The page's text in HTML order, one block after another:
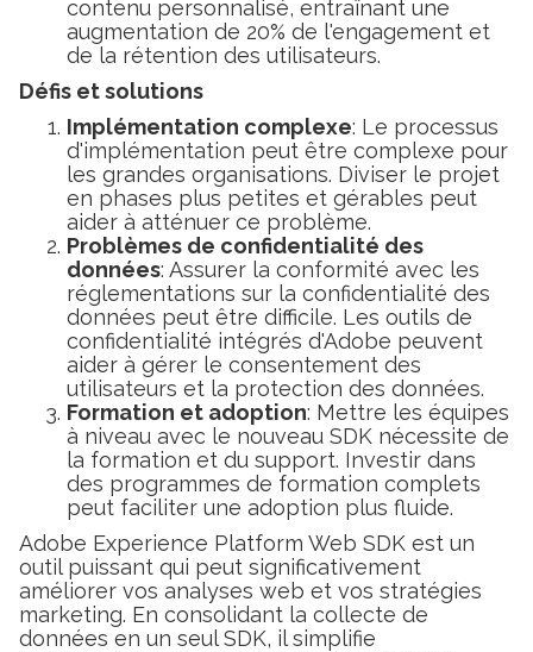
contenu personnalisé, entraînant une
augmentation de 20% de l'engagement et
de la rétention des utilisateurs.
Défis et solutions
Implémentation complexe: Le processus
d'implémentation peut être complexe pour
les grandes organisations. Diviser le projet
en phases plus petites et gérables peut
aider à atténuer ce problème.
Problèmes de confidentialité des
données: Assurer la conformité avec les
réglementations sur la confidentialité des
données peut être difficile. Les outils de
confidentialité intégrés d'Adobe peuvent
aider à gérer le consentement des
utilisateurs et la protection des données.
Formation et adoption: Mettre les équipes
à niveau avec le nouveau SDK nécessite de
la formation et du support. Investir dans
des programmes de formation complets
peut faciliter une adoption plus fluide.
Adobe Experience Platform Web SDK est un
outil puissant qui peut significativement
améliorer vos analyses web et vos stratégies
marketing. En consolidant la collecte de
données en un seul SDK, il simplifie